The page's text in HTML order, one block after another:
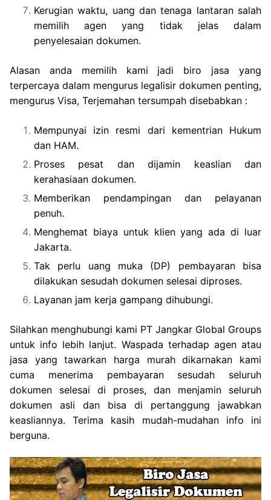
Kerugian waktu, uang dan tenaga lantaran salah
memilih agen yang tidak jelas dalam
penyelesaian dokumen.
Alasan anda memilih kami jadi biro jasa yang
terpercaya dalam mengurus legalisir dokumen penting,
mengurus Visa, Terjemahan tersumpah disebabkan :
Mempunyai izin resmi dari kementrian Hukum
dan HAM.
Proses pesat dan dijamin keaslian dan
kerahasiaan dokumen.
Memberikan pendampingan dan pelayanan
penuh.
Menghemat biaya untuk klien yang ada di luar
Jakarta.
Tak perlu uang muka (DP) pembayaran bisa
dilakukan sesudah dokumen selesai diproses.
Layanan jam kerja gampang dihubungi.
Silahkan menghubungi kami PT Jangkar Global Groups
untuk info lebih lanjut. Waspada terhadap agen atau
jasa yang tawarkan harga murah dikarnakan kami
cuma menerima pembayaran sesudah seluruh
dokumen selesai di proses, dan menjamin seluruh
dokumen asli dan bisa di pertanggung jawabkan
keasliannya. Terima kasih mudah-mudahan info ini
berguna.